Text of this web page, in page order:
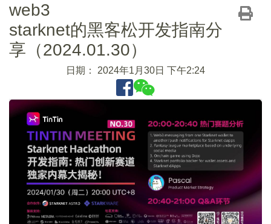
web3
starknet的黑客松开发指南分
享（2024.01.30）
日期： 2024年1月30日 下午2:24